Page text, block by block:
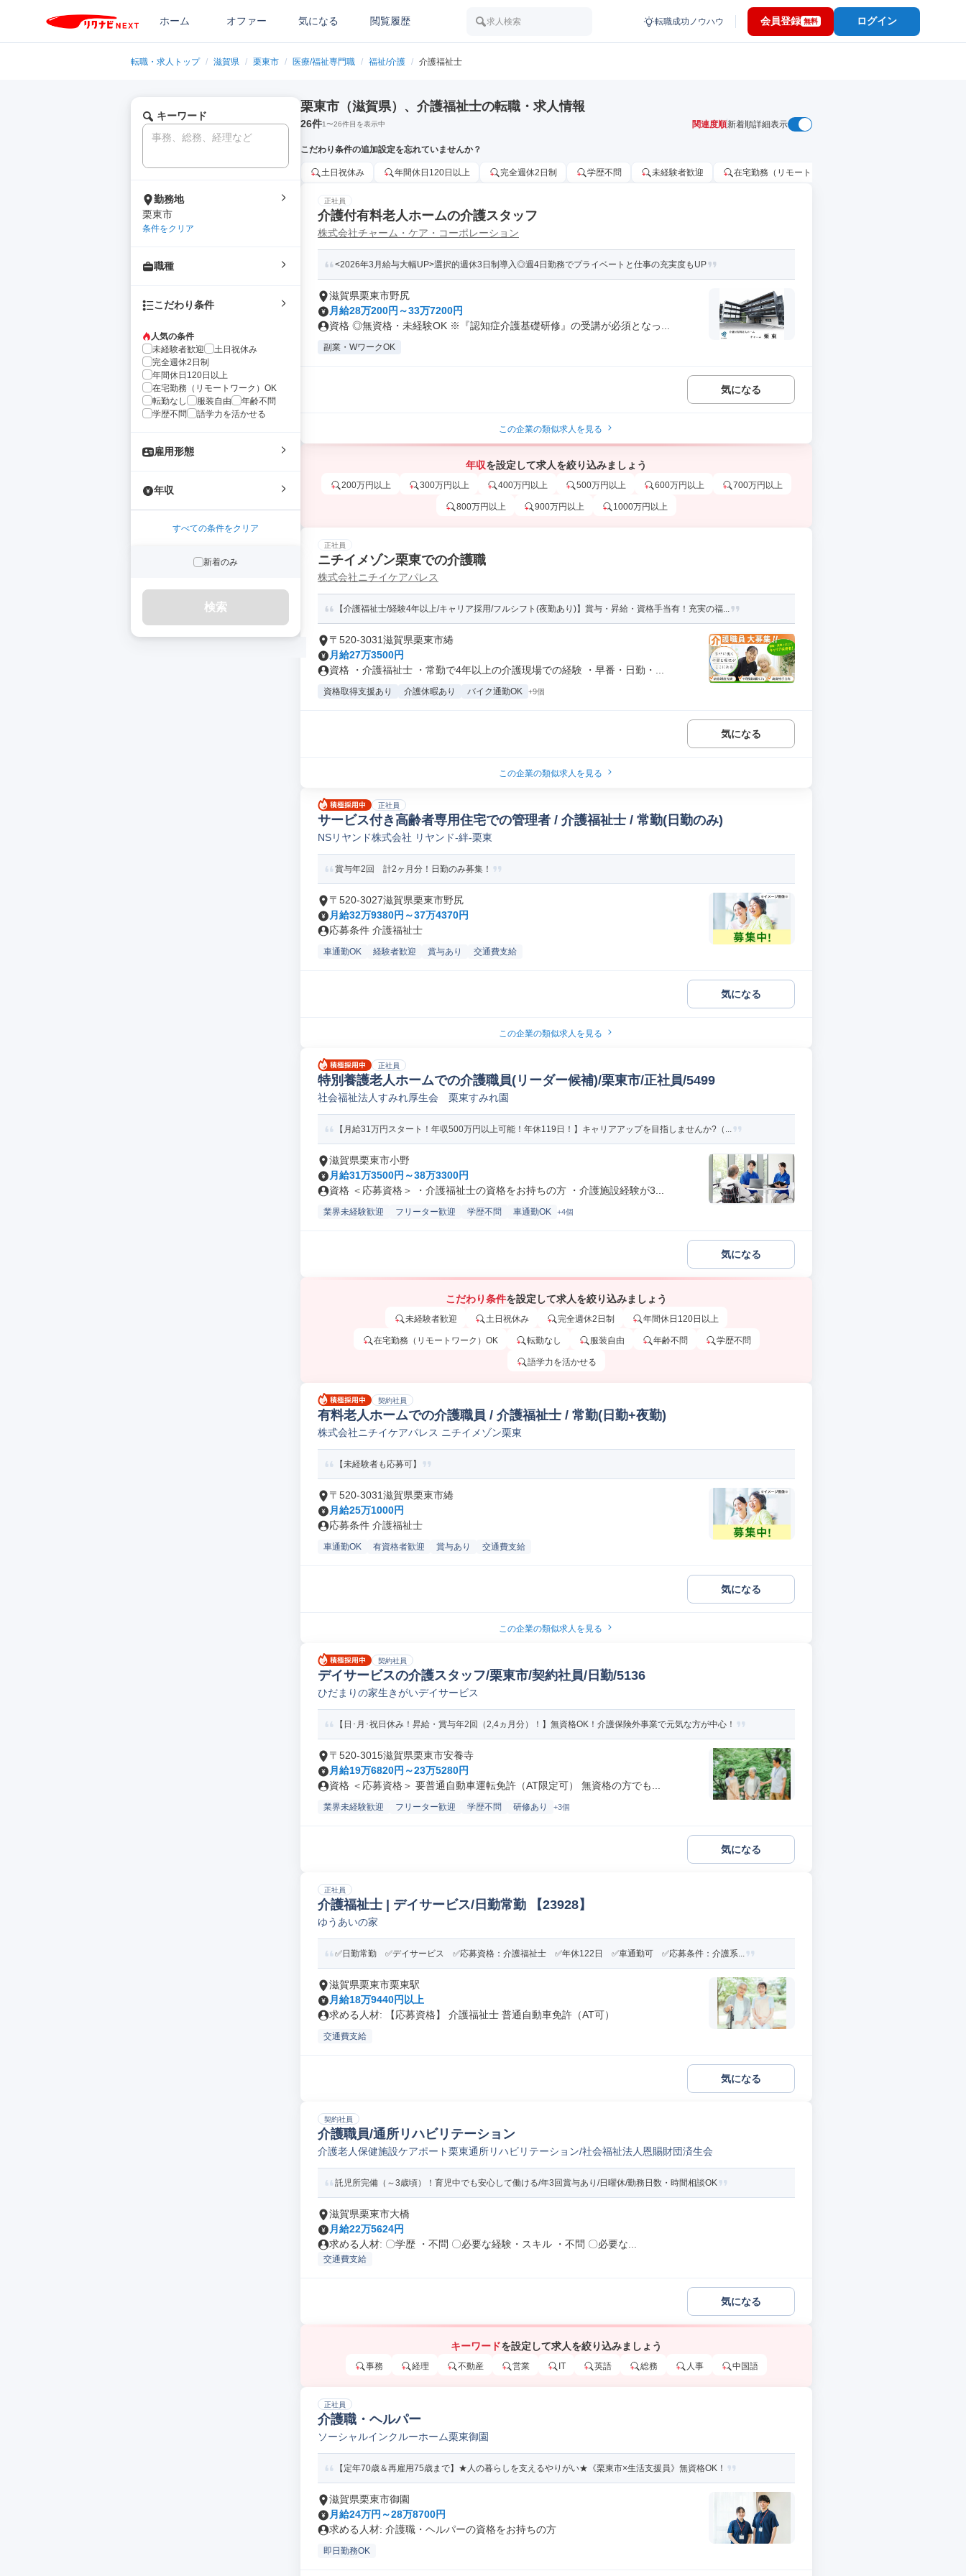
ホーム オファー 気になる 閲覧履歴 求人検索 転職成功ノウハウ 会員登録 無料 ログイン
転職・求人トップ / 滋賀県 / 栗東市 / 医療/福祉専門職 / 福祉/介護 / 介護福祉士
キーワード
勤務地
栗東市
条件をクリア
職種
こだわり条件
人気の条件
未経験者歓迎
土日祝休み
完全週休2日制
年間休日120日以上
在宅勤務（リモートワーク）OK
転勤なし
服装自由
年齢不問
学歴不問
語学力を活かせる
雇用形態
年収
すべての条件をクリア
新着のみ
検索
栗東市（滋賀県）、介護福祉士の転職・求人情報
26件1〜26件目を表示中 関連度順新着順詳細表示
こだわり条件の追加設定を忘れていませんか？
土日祝休み 年間休日120日以上 完全週休2日制 学歴不問 未経験者歓迎 在宅勤務（リモートワーク）OK
正社員
介護付有料老人ホームの介護スタッフ
株式会社チャーム・ケア・コーポレーション
<2026年3月給与大幅UP>選択的週休3日制導入◎週4日勤務でプライベートと仕事の充実度もUP
滋賀県栗東市野尻
月給28万200円～33万7200円
資格 ◎無資格・未経験OK ※『認知症介護基礎研修』の受講が必須となっ...
副業・WワークOK
気になる
この企業の類似求人を見る
年収を設定して求人を絞り込みましょう
200万円以上 300万円以上 400万円以上 500万円以上 600万円以上 700万円以上
800万円以上 900万円以上 1000万円以上
正社員
ニチイメゾン栗東での介護職
株式会社ニチイケアパレス
【介護福祉士/経験4年以上/キャリア採用/フルシフト(夜勤あり)】賞与・昇給・資格手当有！充実の福...
〒520-3031滋賀県栗東市綣
月給27万3500円
資格 ・介護福祉士 ・常勤で4年以上の介護現場での経験 ・早番・日勤・...
資格取得支援あり 介護休暇あり バイク通勤OK +9個
気になる
この企業の類似求人を見る
正社員
サービス付き高齢者専用住宅での管理者 / 介護福祉士 / 常勤(日勤のみ)
NSリヤンド株式会社 リヤンド-絆-栗東
賞与年2回 計2ヶ月分！日勤のみ募集！
〒520-3027滋賀県栗東市野尻
月給32万9380円～37万4370円
応募条件 介護福祉士
車通勤OK 経験者歓迎 賞与あり 交通費支給
気になる
この企業の類似求人を見る
正社員
特別養護老人ホームでの介護職員(リーダー候補)/栗東市/正社員/5499
社会福祉法人すみれ厚生会 栗東すみれ園
【月給31万円スタート！年収500万円以上可能！年休119日！】キャリアアップを目指しませんか?（...
滋賀県栗東市小野
月給31万3500円～38万3300円
資格 ＜応募資格＞ ・介護福祉士の資格をお持ちの方 ・介護施設経験が3...
業界未経験歓迎 フリーター歓迎 学歴不問 車通勤OK +4個
気になる
こだわり条件を設定して求人を絞り込みましょう
未経験者歓迎 土日祝休み 完全週休2日制 年間休日120日以上
在宅勤務（リモートワーク）OK 転勤なし 服装自由 年齢不問 学歴不問
語学力を活かせる
契約社員
有料老人ホームでの介護職員 / 介護福祉士 / 常勤(日勤+夜勤)
株式会社ニチイケアパレス ニチイメゾン栗東
【未経験者も応募可】
〒520-3031滋賀県栗東市綣
月給25万1000円
応募条件 介護福祉士
車通勤OK 有資格者歓迎 賞与あり 交通費支給
気になる
この企業の類似求人を見る
契約社員
デイサービスの介護スタッフ/栗東市/契約社員/日勤/5136
ひだまりの家生きがいデイサービス
【日･月･祝日休み！昇給・賞与年2回（2,4ヵ月分）！】無資格OK！介護保険外事業で元気な方が中心！
〒520-3015滋賀県栗東市安養寺
月給19万6820円～23万5280円
資格 ＜応募資格＞ 要普通自動車運転免許（AT限定可） 無資格の方でも...
業界未経験歓迎 フリーター歓迎 学歴不問 研修あり +3個
気になる
正社員
介護福祉士 | デイサービス/日勤常勤 【23928】
ゆうあいの家
✅日勤常勤 ✅デイサービス ✅応募資格：介護福祉士 ✅年休122日 ✅車通勤可 ✅応募条件：介護系...
滋賀県栗東市栗東駅
月給18万9440円以上
求める人材: 【応募資格】 介護福祉士 普通自動車免許（AT可）
交通費支給
気になる
契約社員
介護職員/通所リハビリテーション
介護老人保健施設ケアポート栗東通所リハビリテーション/社会福祉法人恩賜財団済生会
託児所完備（～3歳頃）！育児中でも安心して働ける/年3回賞与あり/日曜休/勤務日数・時間相談OK
滋賀県栗東市大橋
月給22万5624円
求める人材: 〇学歴 ・不問 〇必要な経験・スキル ・不問 〇必要な...
交通費支給
気になる
キーワードを設定して求人を絞り込みましょう
事務 経理 不動産 営業 IT 英語 総務 人事 中国語
正社員
介護職・ヘルパー
ソーシャルインクルーホーム栗東御園
【定年70歳＆再雇用75歳まで】★人の暮らしを支えるやりがい★《栗東市×生活支援員》無資格OK！
滋賀県栗東市御園
月給24万円～28万8700円
求める人材: 介護職・ヘルパーの資格をお持ちの方
即日勤務OK